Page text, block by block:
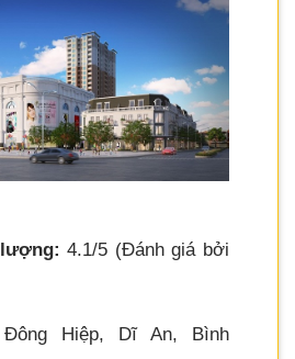
4.1/5 (Đánh giá bởi
Hiệp, Dĩ An, Bình